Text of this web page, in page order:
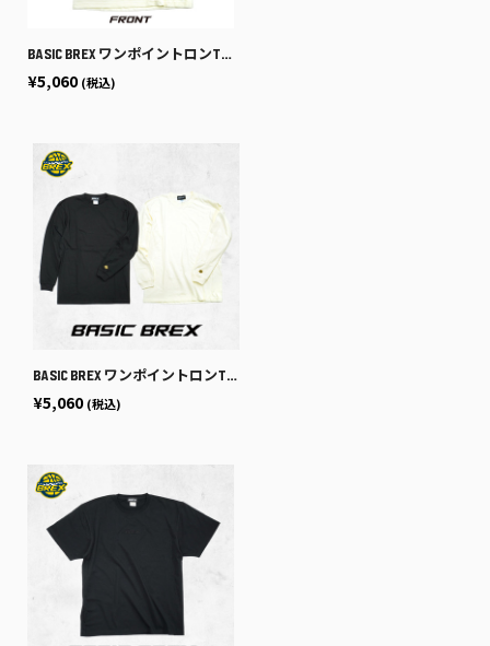
BASIC BREX ワンポイントロンT（袖ロゴ）
¥5,060 (税込)
BASIC BREX ワンポイントロンT（袖ロゴ）
¥5,060 (税込)